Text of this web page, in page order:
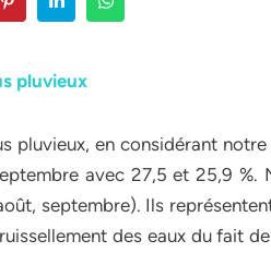
pluvieux
pluvieux, en considérant
avec 27,5 et 25,9 %.
septembre). Ils
des eaux du fait